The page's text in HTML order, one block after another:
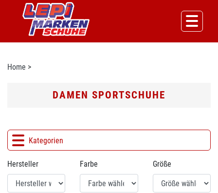
Home >
DAMEN SPORTSCHUHE
Kategorien
Hersteller Farbe Größe